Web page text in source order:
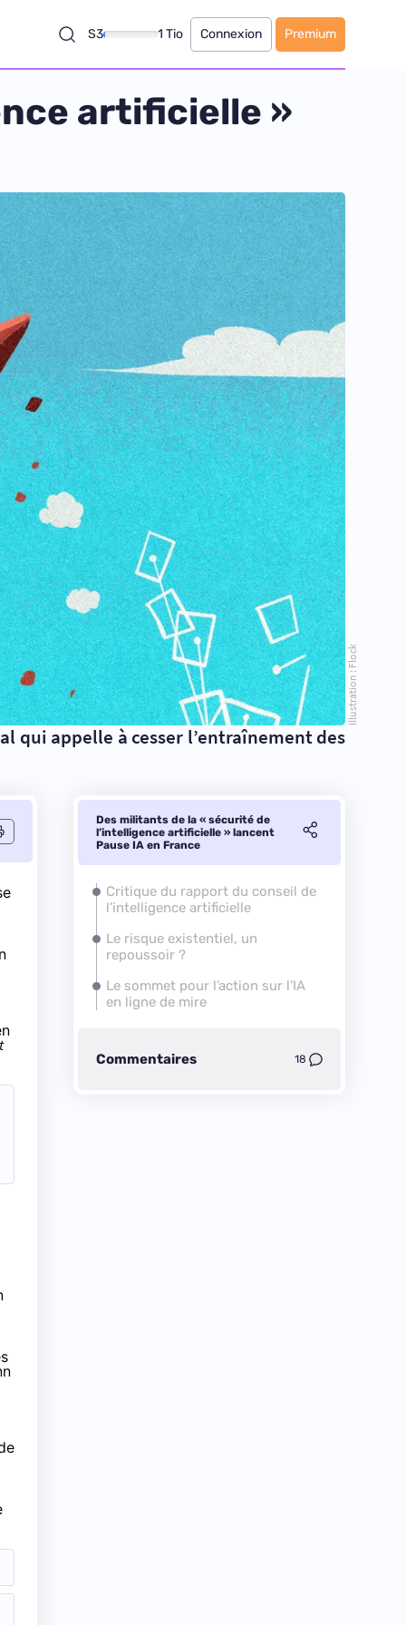
S3 1 Tio Connexion Premium
artificielle »
Illustration : Flock
qui appelle à cesser l’entraînement des
Des militants de la « sécurité de
l’intelligence artificielle » lancent
Pause IA en France
Critique du rapport du conseil de
l’intelligence artificielle
Le risque existentiel, un
repoussoir ?
Le sommet pour l’action sur l’IA
en ligne de mire
Commentaires 18